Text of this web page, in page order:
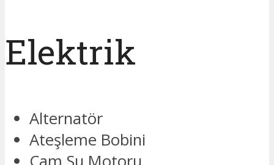
Elektrik
Alternatör
Ateşleme Bobini